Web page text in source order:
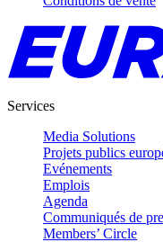
Services
Media Solutions
Projets publics
Evénements
Emplois
Agenda
Communiqués de
Members’ Circle